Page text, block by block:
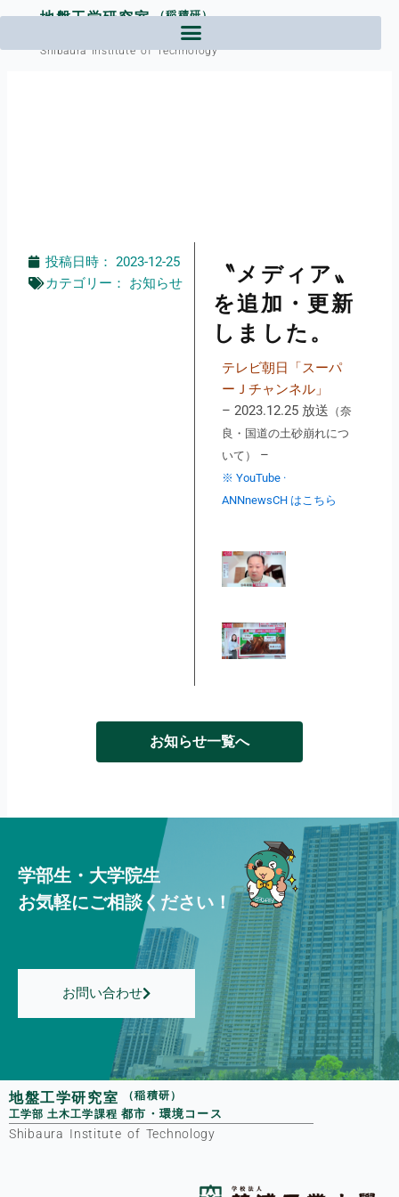
を
地盤工学研究室 （稲積研）
芝浦工業大学工学部土木工学課程
Shibaura Institute of Technology
投稿日時： 2023-12-25
カテゴリー：
お知らせ
〝メディア〟
を追加・更新
しました。
テレビ朝日「スーパ
ーＪチャンネル」
– 2023.12.25 放送 （奈
良・国道の土砂崩れにつ
いて）
–
※ YouTube ·
ANNnewsCH はこちら
お知らせ一覧へ
学部生・大学院生
お気軽にご相談ください！
お問い合わせ
地盤工学研究室
（稲積研）
工学部 土木工学課程 都市・環境コース
Shibaura Institute of Technology